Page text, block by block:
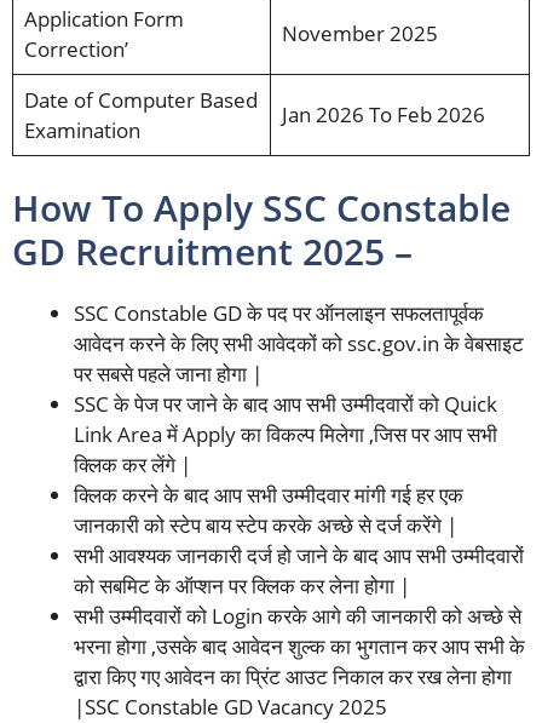
Application Form
Correction’
November 2025
Date of Computer Based
Examination
Jan 2026 To Feb 2026
How To Apply SSC Constable
GD Recruitment 2025 –
SSC Constable GD के पद पर ऑनलाइन सफलतापूर्वक
आवेदन करने के लिए सभी आवेदकों को ssc.gov.in के वेबसाइट
पर सबसे पहले जाना होगा |
SSC के पेज पर जाने के बाद आप सभी उम्मीदवारों को Quick
Link Area में Apply का विकल्प मिलेगा ,जिस पर आप सभी
क्लिक कर लेंगे |
क्लिक करने के बाद आप सभी उम्मीदवार मांगी गई हर एक
जानकारी को स्टेप बाय स्टेप करके अच्छे से दर्ज करेंगे |
सभी आवश्यक जानकारी दर्ज हो जाने के बाद आप सभी उम्मीदवारों
को सबमिट के ऑप्शन पर क्लिक कर लेना होगा |
सभी उम्मीदवारों को Login करके आगे की जानकारी को अच्छे से
भरना होगा ,उसके बाद आवेदन शुल्क का भुगतान कर आप सभी के
द्वारा किए गए आवेदन का प्रिंट आउट निकाल कर रख लेना होगा
|SSC Constable GD Vacancy 2025